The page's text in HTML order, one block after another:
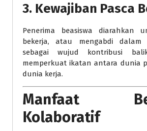
3. Kewajiban Pasca
Penerima beasiswa diarahkan
bekerja, atau mengabdi dalam
sebagai wujud kontribusi
memperkuat ikatan antara dunia
dunia kerja.
Manfaat
Kolaboratif